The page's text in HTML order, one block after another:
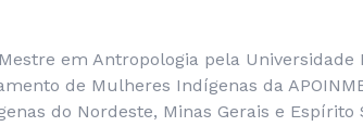
em Antropologia pela Universidade
de Mulheres Indígenas da
do Nordeste, Minas Gerais e Espírito